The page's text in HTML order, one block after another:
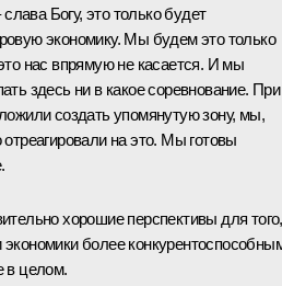
Богу, это только будет
экономику. Мы будем это только
нас впрямую не касается. И мы
здесь ни в какое соревнование. При
создать упомянутую зону, мы,
на это. Мы готовы
хорошие перспективы для того,
более
в целом.